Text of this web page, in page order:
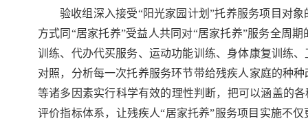
验收组深入接受“阳光家园计划”托养服务项目对
方式同“居家托养”受益人共同对“居家托养”服务全周
训练、代办代买服务、运动功能训练、身体康复训练
对照，分析每一次托养服务环节带给残疾人家庭的种
等诸多因素实行科学有效的理性判断，把可以涵盖的
评价指标体系，让残疾人“居家托养”服务项目实施不